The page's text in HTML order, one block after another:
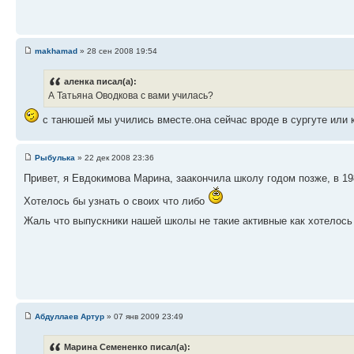
makhamad » 28 сен 2008 19:54
аленка писал(а):
А Татьяна Оводкова с вами училась?
с танюшей мы учились вместе.она сейчас вроде в сургуте или
Рыбулька » 22 дек 2008 23:36
Привет, я Евдокимова Марина, заакончила школу годом позже, в
Хотелось бы узнать о своих что либо
Жаль что выпускники нашей школы не такие активные как
Абдуллаев Артур » 07 янв 2009 23:49
Марина Семененко писал(а):